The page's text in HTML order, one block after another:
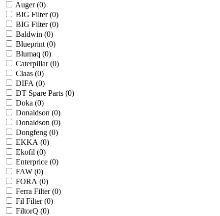
Auger (0)
BIG Filter (0)
BIG Filter (0)
Baldwin (0)
Blueprint (0)
Blumaq (0)
Caterpillar (0)
Claas (0)
DIFA (0)
DT Spare Parts (0)
Doka (0)
Donaldson (0)
Donaldson (0)
Dongfeng (0)
EKKA (0)
Ekofil (0)
Enterprice (0)
FAW (0)
FORA (0)
Ferra Filter (0)
Fil Filter (0)
FiltorQ (0)